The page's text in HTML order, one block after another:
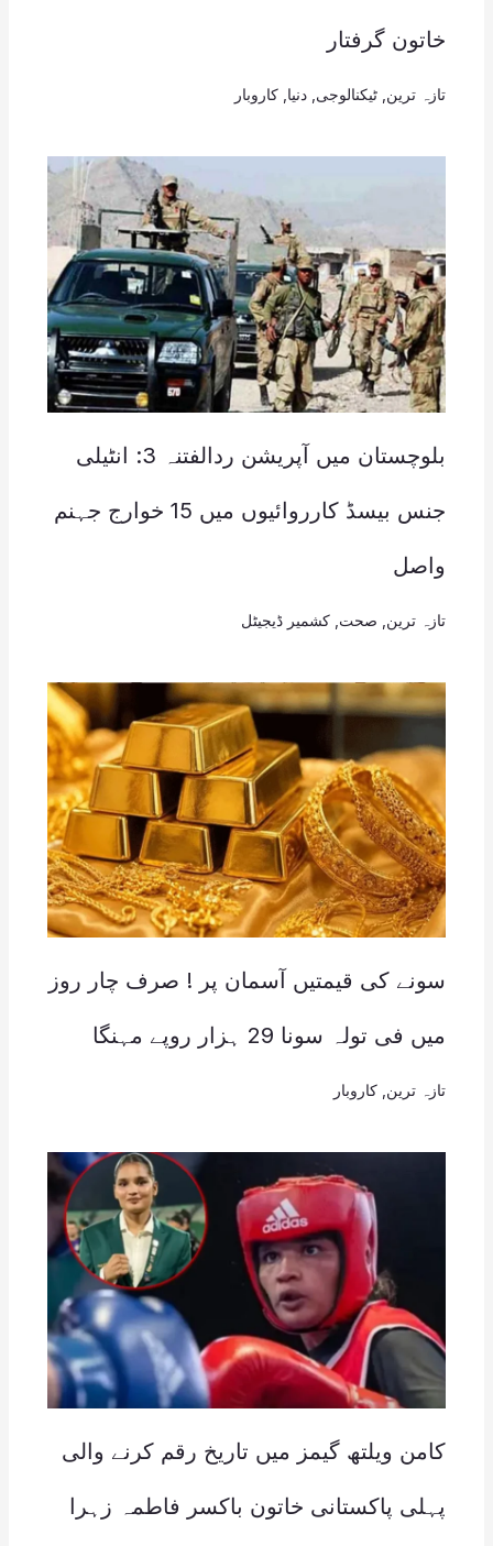
خاتون گرفتار
تازہ ترین ٹیکنالوجی دنیا کاروبار
بلوچستان میں آپریشن ردالفتنہ 3: انٹیلی
جنس بیسڈ کارروائیوں میں 15 خوارج جہنم
واصل
تازہ ترین صحت کشمیر ڈیجیٹل
سونے کی قیمتیں آسمان پر ! صرف چار روز
میں فی تولہ سونا 29 ہزار روپے مہنگا
تازہ ترین کاروبار
کامن ویلتھ گیمز میں تاریخ رقم کرنے والی
پہلی پاکستانی خاتون باکسر فاطمہ زہرا